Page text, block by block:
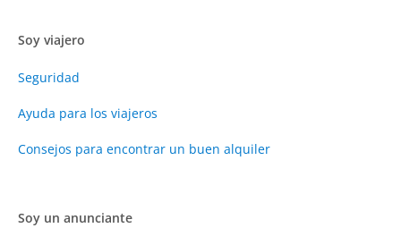
Soy viajero
Seguridad
Ayuda para los viajeros
Consejos para encontrar un buen alquiler
Soy un anunciante